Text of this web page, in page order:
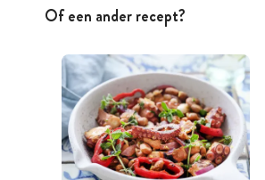
Of een ander recept?